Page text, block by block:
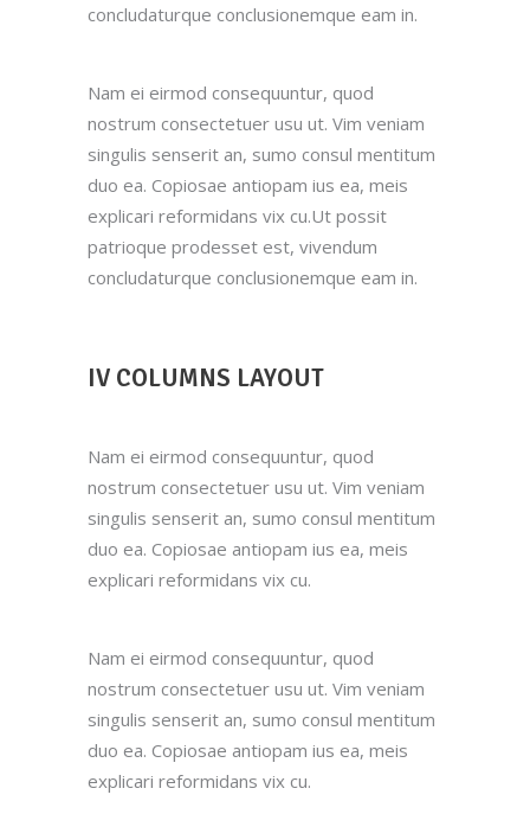
concludaturque conclusionemque eam in.
Nam ei eirmod consequuntur, quod
nostrum consectetuer usu ut. Vim veniam
singulis senserit an, sumo consul mentitum
duo ea. Copiosae antiopam ius ea, meis
explicari reformidans vix cu.Ut possit
patrioque prodesset est, vivendum
concludaturque conclusionemque eam in.
IV COLUMNS LAYOUT
Nam ei eirmod consequuntur, quod
nostrum consectetuer usu ut. Vim veniam
singulis senserit an, sumo consul mentitum
duo ea. Copiosae antiopam ius ea, meis
explicari reformidans vix cu.
Nam ei eirmod consequuntur, quod
nostrum consectetuer usu ut. Vim veniam
singulis senserit an, sumo consul mentitum
duo ea. Copiosae antiopam ius ea, meis
explicari reformidans vix cu.